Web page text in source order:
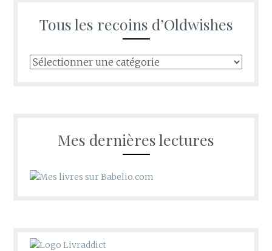
Tous les recoins d’Oldwishes
Tous
Mes dernières lectures